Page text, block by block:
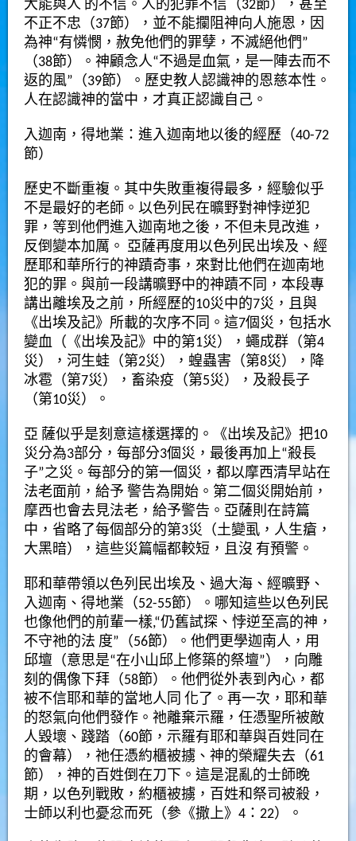
大能與人 的不信。人的犯罪不信（32節），甚至
不正不忠（37節），並不能攔阻神向人施恩，因
為神“有憐憫，赦免他們的罪孽，不滅絕他們”
（38節）。神顧念人“不過是血氣，是一陣去而不
返的風”（39節）。歷史教人認識神的恩慈本性。
人在認識神的當中，才真正認識自己。
入迦南，得地業：進入迦南地以後的經歷（40-72
節）
歷史不斷重複。其中失敗重複得最多，經驗似乎
不是最好的老師。以色列民在曠野對神悖逆犯
罪，等到他們進入迦南地之後，不但未見改進，
反倒變本加厲。 亞薩再度用以色列民出埃及、經
歷耶和華所行的神蹟奇事，來對比他們在迦南地
犯的罪。與前一段講曠野中的神蹟不同，本段專
講出離埃及之前，所經歷的10災中的7災，且與
《出埃及記》所載的次序不同。這7個災，包括水
變血（《出埃及記》中的第1災），蠅成群（第4
災），河生蛙（第2災），蝗蟲害（第8災），降
冰雹（第7災），畜染疫（第5災），及殺長子
（第10災）。
亞 薩似乎是刻意這樣選擇的。《出埃及記》把10
災分為3部分，每部分3個災，最後再加上“殺長
子”之災。每部分的第一個災，都以摩西清早站在
法老面前，給予 警告為開始。第二個災開始前，
摩西也會去見法老，給予警告。亞薩則在詩篇
中，省略了每個部分的第3災（土變虱，人生瘡，
大黑暗），這些災篇幅都較短，且沒 有預警。
耶和華帶領以色列民出埃及、過大海、經曠野、
入迦南、得地業（52-55節）。哪知這些以色列民
也像他們的前輩一樣,“仍舊試探、悖逆至高的神，
不守祂的法 度”（56節）。他們更學迦南人，用
邱壇（意思是“在小山邱上修築的祭壇”），向雕
刻的偶像下拜（58節）。他們從外表到內心，都
被不信耶和華的當地人同 化了。再一次，耶和華
的怒氣向他們發作。祂離棄示羅，任憑聖所被敵
人毀壞、踐踏（60節，示羅有耶和華與百姓同在
的會幕），祂任憑約櫃被擄、神的榮耀失去（61
節），神的百姓倒在刀下。這是混亂的士師晚
期，以色列戰敗，約櫃被擄，百姓和祭司被殺，
士師以利也憂忿而死（參《撒上》4：22）。